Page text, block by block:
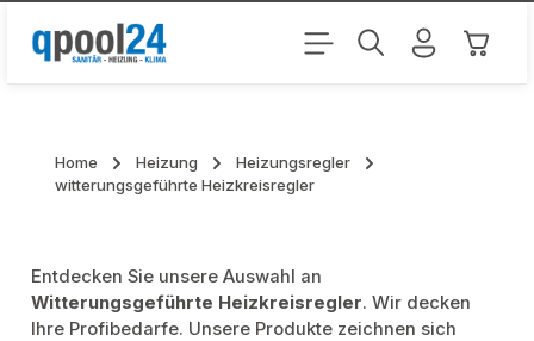
Zum Hauptinhalt springen
Home Heizung
Heizungsregler
witterungsgeführte Heizkreisregler
Entdecken Sie unsere Auswahl an
Witterungsgeführte Heizkreisregler. Wir decken
Ihre Profibedarfe. Unsere Produkte zeichnen sich